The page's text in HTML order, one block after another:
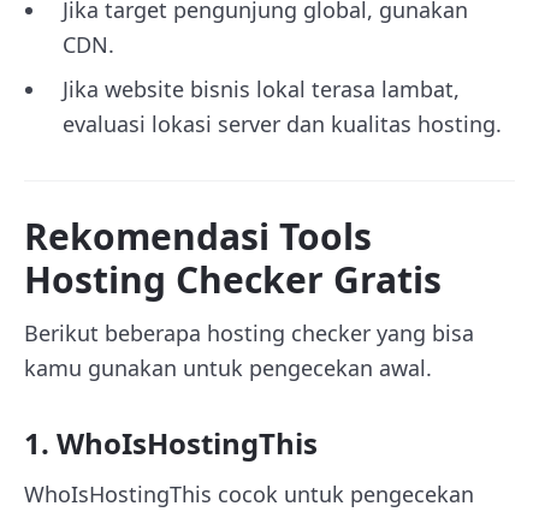
Jika target pengunjung global, gunakan
CDN.
Jika website bisnis lokal terasa lambat,
evaluasi lokasi server dan kualitas hosting.
Rekomendasi Tools
Hosting Checker Gratis
Berikut beberapa hosting checker yang bisa
kamu gunakan untuk pengecekan awal.
1. WhoIsHostingThis
WhoIsHostingThis cocok untuk pengecekan